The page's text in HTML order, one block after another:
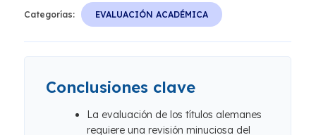
Categorías: EVALUACIÓN ACADÉMICA
Conclusiones clave
La evaluación de los títulos alemanes
requiere una revisión minuciosa del